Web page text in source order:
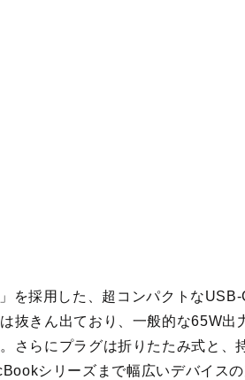
を採用した、超コンパクトな
抜きん出ており、一般的な65W
さらにプラグは折りたたみ式と、
シリーズまで幅広いデバイス